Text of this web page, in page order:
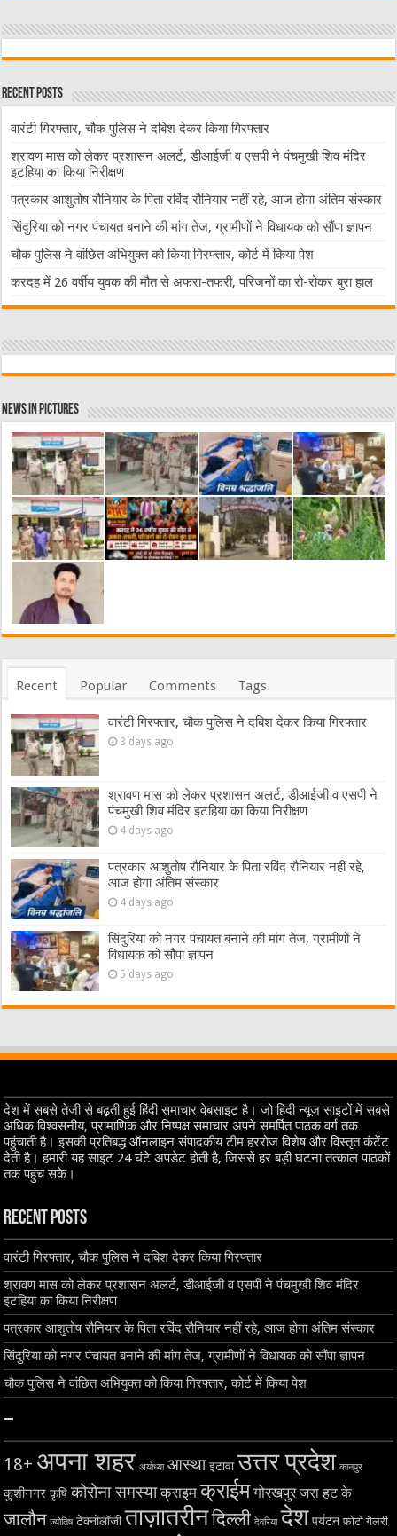
Recent Posts
वारंटी गिरफ्तार, चौक पुलिस ने दबिश देकर किया गिरफ्तार
श्रावण मास को लेकर प्रशासन अलर्ट, डीआईजी व एसपी ने पंचमुखी शिव मंदिर
इटहिया का किया निरीक्षण
पत्रकार आशुतोष रौनियार के पिता रविंद रौनियार नहीं रहे, आज होगा अंतिम संस्कार
सिंदुरिया को नगर पंचायत बनाने की मांग तेज, ग्रामीणों ने विधायक को सौंपा ज्ञापन
चौक पुलिस ने वांछित अभियुक्त को किया गिरफ्तार, कोर्ट में किया पेश
करदह में 26 वर्षीय युवक की मौत से अफरा-तफरी, परिजनों का रो-रोकर बुरा हाल
News in Pictures
Recent Popular Comments Tags
वारंटी गिरफ्तार, चौक पुलिस ने दबिश देकर किया गिरफ्तार
3 days ago
श्रावण मास को लेकर प्रशासन अलर्ट, डीआईजी व एसपी ने
पंचमुखी शिव मंदिर इटहिया का किया निरीक्षण
4 days ago
पत्रकार आशुतोष रौनियार के पिता रविंद रौनियार नहीं रहे,
आज होगा अंतिम संस्कार
4 days ago
सिंदुरिया को नगर पंचायत बनाने की मांग तेज, ग्रामीणों ने
विधायक को सौंपा ज्ञापन
5 days ago
देश में सबसे तेजी से बढ़ती हुई हिंदी समाचार वेबसाइट है। जो हिंदी न्यूज साइटों में सबसे
अधिक विश्वसनीय, प्रामाणिक और निष्पक्ष समाचार अपने समर्पित पाठक वर्ग तक
पहुंचाती है। इसकी प्रतिबद्ध ऑनलाइन संपादकीय टीम हररोज विशेष और विस्तृत कंटेंट
देती है। हमारी यह साइट 24 घंटे अपडेट होती है, जिससे हर बड़ी घटना तत्काल पाठकों
तक पहुंच सके।
Recent Posts
वारंटी गिरफ्तार, चौक पुलिस ने दबिश देकर किया गिरफ्तार
श्रावण मास को लेकर प्रशासन अलर्ट, डीआईजी व एसपी ने पंचमुखी शिव मंदिर
इटहिया का किया निरीक्षण
पत्रकार आशुतोष रौनियार के पिता रविंद रौनियार नहीं रहे, आज होगा अंतिम संस्कार
सिंदुरिया को नगर पंचायत बनाने की मांग तेज, ग्रामीणों ने विधायक को सौंपा ज्ञापन
चौक पुलिस ने वांछित अभियुक्त को किया गिरफ्तार, कोर्ट में किया पेश
–
18+ अपना शहर अयोध्या आस्था इटावा उत्तर प्रदेश कानपुर
कुशीनगर कृषि कोरोना समस्या क्राइम क्राईम गोरखपुर जरा हट के
जालौन ज्योतिष टेक्नोलॉजी ताज़ातरीनदिल्ली देवरिया देश पर्यटन फोटो गैलरी